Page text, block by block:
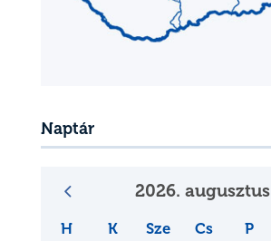
Naptár
2026. augusztus
H K Sze Cs P